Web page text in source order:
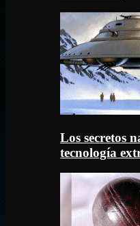
Los secretos
tecnología